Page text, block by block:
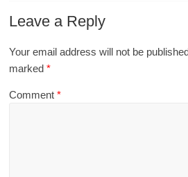
Leave a Reply
Your email address will not be
marked*
Comment*